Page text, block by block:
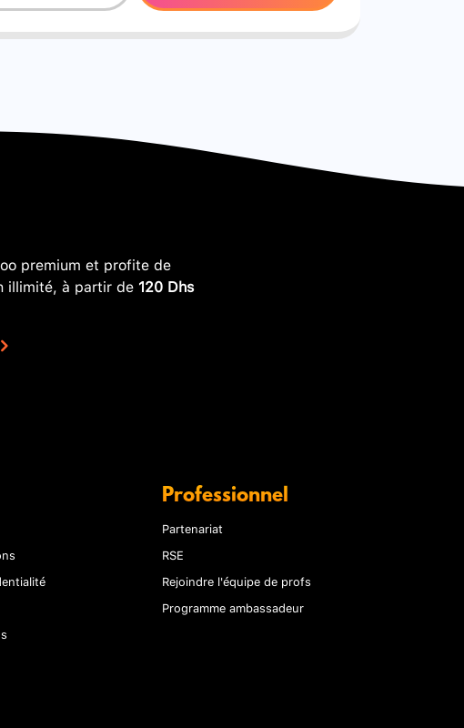
premium et profite de
illimité, à partir de 120 Dhs
Professionnel
Partenariat
RSE
Rejoindre l'équipe de profs
Programme ambassadeur